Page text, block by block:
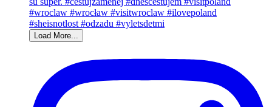
Load More...